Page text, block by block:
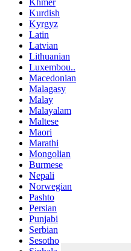
Khmer
Kurdish
Kyrgyz
Latin
Latvian
Lithuanian
Luxembou..
Macedonian
Malagasy
Malay
Malayalam
Maltese
Maori
Marathi
Mongolian
Burmese
Nepali
Norwegian
Pashto
Persian
Punjabi
Serbian
Sesotho